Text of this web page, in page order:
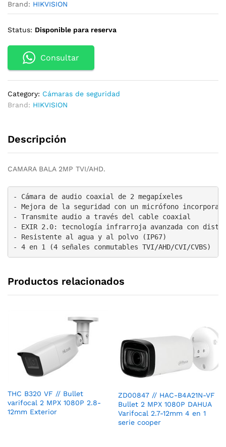
Brand: HIKVISION
Status: Disponible para reserva
Consultar
Category: Cámaras de seguridad
Brand: HIKVISION
Descripción
CAMARA BALA 2MP TVI/AHD.
- Cámara de audio coaxial de 2 megapíxeles
- Mejora de la seguridad con un micrófono
- Transmite audio a través del cable coaxial
- EXIR 2.0: tecnología infrarroja avanzada con
- Resistente al agua y al polvo (IP67)
- 4 en 1 (4 señales conmutables TVI/AHD/CVI/CVBS)
Productos relacionados
THC B320 VF // Bullet
varifocal 2 MPX 1080P 2.8-
12mm Exterior
ZD00847 // HAC-B4A21N-VF
Bullet 2 MPX 1080P DAHUA
Varifocal 2.7-12mm 4 en 1
serie cooper